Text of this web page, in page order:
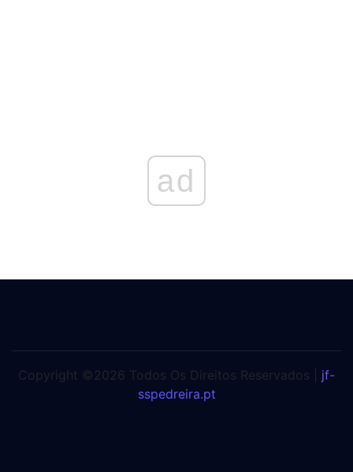
ad
Copyright ©2026 Todos Os Direitos Reservados | jf-
sspedreira.pt